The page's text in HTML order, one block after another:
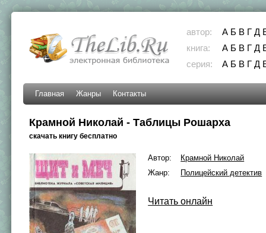
автор: А Б В Г Д
книга:
А Б В Г Д
серия:
А Б В Г Д
Главная Жанры Контакты
Крамной Николай - Таблицы Рошарха
скачать книгу бесплатно
Автор:
Крамной Николай
Жанр:
Полицейский детектив
Читать онлайн